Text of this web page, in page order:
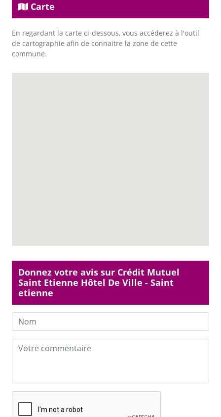
Carte
En regardant la carte ci-dessous, vous accéderez à l'outil
de cartographie afin de connaitre la zone de cette
commune.
Donnez votre avis sur Crédit Mutuel
Saint Etienne Hôtel De Ville - Saint
etienne